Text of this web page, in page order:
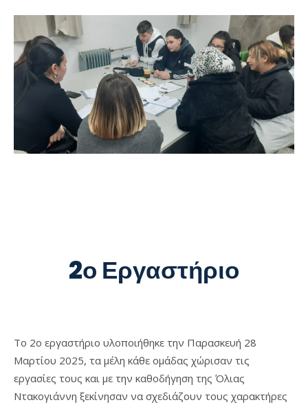
2ο Εργαστήριο
Το 2ο εργαστήριο υλοποιήθηκε την Παρασκευή 28
Μαρτίου 2025, τα μέλη κάθε ομάδας χώρισαν τις
εργασίες τους και με την καθοδήγηση της Όλιας
Ντακογιάννη ξεκίνησαν να σχεδιάζουν τους χαρακτήρες